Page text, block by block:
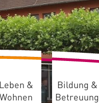
Leben &
Wohnen
Bildung &
Betreuung